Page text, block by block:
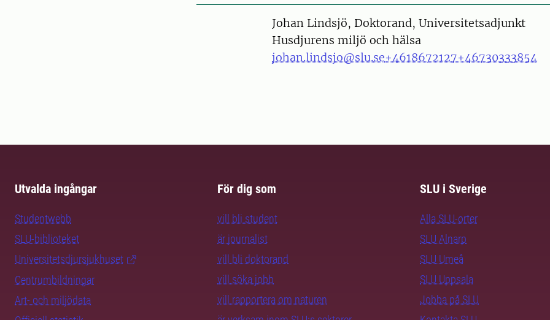
PersonJohan Lindsjö, Doktorand, Universitetsadjunkt
Husdjurens miljö och hälsa
johan.lindsjo@slu.se+4618672127+46730333854
Utvalda ingångar
Studentwebb
SLU-biblioteket
Universitetsdjursjukhuset
Centrumbildningar
Art- och miljödata
För dig som
vill bli student
är journalist
vill bli doktorand
vill söka jobb
vill rapportera om naturen
SLU i Sverige
Alla SLU-orter
SLU Alnarp
SLU Umeå
SLU Uppsala
Jobba på SLU